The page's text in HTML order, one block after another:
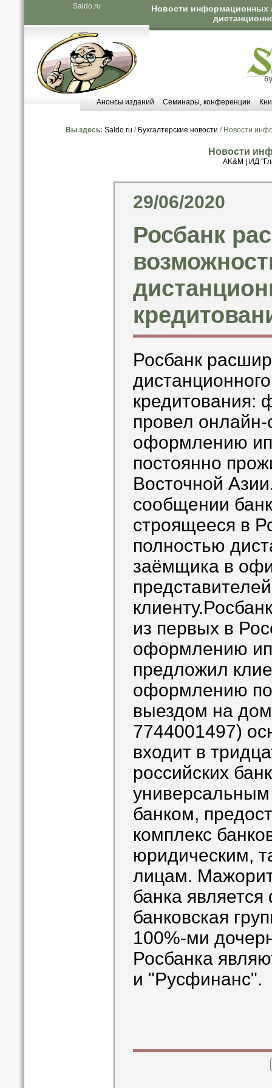
Saldo.ru
Новости информационных
Анонсы изданий Семинары, конференции
Вы здесь: Saldo.ru / Бухгалтерские новости / Новости
Новости
AK&M ИД
29/06/2020
Росбанк
Росбанк
кредитования:
провел онлайн-
оформлению
постоянно
Восточной
сообщении
строящееся в
полностью
заёмщика в
из первых в
оформлению
предложил
оформлению
выездом на
7744001497)
входит в
российских
банком,
комплекс
юридическим,
лицам.
банка
банковская
100%-ми
Росбанка
и "Русфинанс".